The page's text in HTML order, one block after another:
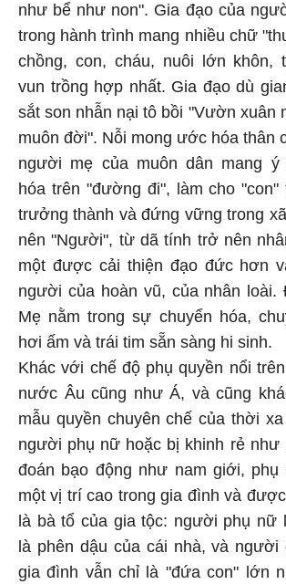
như bể như non". Gia đạo của
trong hành trình mang nhiều chữ
chồng, con, cháu, nuôi lớn khôn,
vun trồng hợp nhất. Gia đạo dù
sắt son nhẫn nại tô bồi "Vườn xuân
muôn đời". Nỗi mong ước hóa thân
người mẹ của muôn dân mang ý
hóa trên "đường đi", làm cho
trưởng thành và đứng vững trong
nên "Người", từ dã tính trở nên
một được cải thiện đạo đức hơn
người của hoàn vũ, của nhân loài.
Mẹ nằm trong sự chuyển hóa,
hơi ấm và trái tim sẵn sàng hi sinh.
Khác với chế độ phụ quyền nổi
nước Âu cũng như Á, và cũng
mẫu quyền chuyên chế của thời
người phụ nữ hoặc bị khinh rẻ như
đoán bạo động như nam giới,
một vị trí cao trong gia đình và
là bà tổ của gia tộc: người phụ nữ
là phên dậu của cái nhà, và người
gia đình vẫn chỉ là "đứa con" lớn